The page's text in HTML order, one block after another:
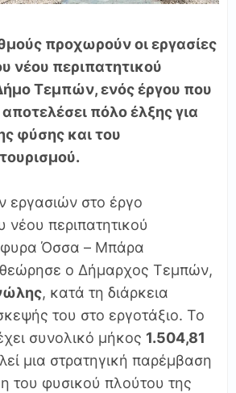
προχωρούν οι εργασίες
νέου περιπατητικού
Τεμπών, ενός έργου που
πόλο έλξης για
φύσης και του
εργασιών στο έργο
νέου περιπατητικού
Όσσα – Μπάρα
ο Δήμαρχος Τεμπών,
, κατά τη διάρκεια
του στο εργοτάξιο. Το
συνολικό μήκος 1.504,81
μια στρατηγική παρέμβαση
του φυσικού πλούτου της